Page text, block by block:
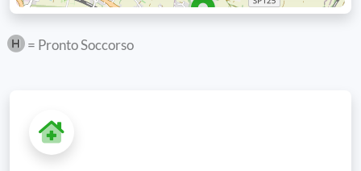
= Pronto Soccorso